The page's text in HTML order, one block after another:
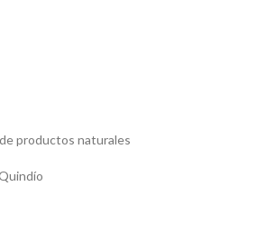
productos naturales